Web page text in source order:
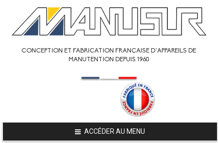
CONCEPTION ET FABRICATION FRANÇAISE D’APPAREILS DE
MANUTENTION DEPUIS 1960
ACCÉDER AU MENU